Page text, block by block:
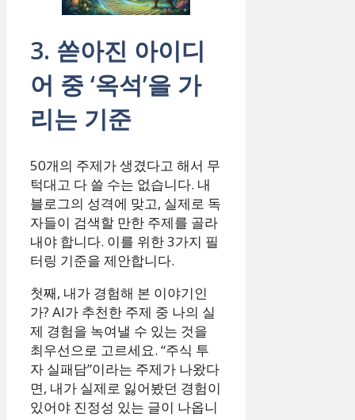
3. 쏟아진 아이디
어 중 ‘옥석’을 가
리는 기준
50개의 주제가 생겼다고 해서 무
턱대고 다 쓸 수는 없습니다. 내
블로그의 성격에 맞고, 실제로 독
자들이 검색할 만한 주제를 골라
내야 합니다. 이를 위한 3가지 필
터링 기준을 제안합니다.
첫째, 내가 경험해 본 이야기인
가? AI가 추천한 주제 중 나의 실
제 경험을 녹여낼 수 있는 것을
최우선으로 고르세요. “주식 투
자 실패담”이라는 주제가 나왔다
면, 내가 실제로 잃어봤던 경험이
있어야 진정성 있는 글이 나옵니